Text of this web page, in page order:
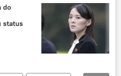
KCNA
do
status